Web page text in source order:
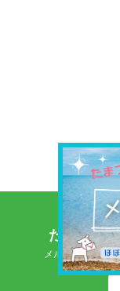
たまプラ
メルマガに登録